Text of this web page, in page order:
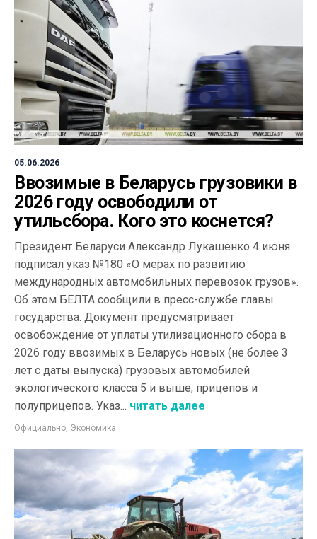
05.06.2026
Ввозимые в Беларусь грузовики в
2026 году освободили от
утильсбора. Кого это коснется?
Президент Беларуси Александр Лукашенко 4 июня
подписал указ №180 «О мерах по развитию
международных автомобильных перевозок грузов».
Об этом БЕЛТА сообщили в пресс-службе главы
государства. Документ предусматривает
освобождение от уплаты утилизационного сбора в
2026 году ввозимых в Беларусь новых (не более 3
лет с даты выпуска) грузовых автомобилей
экологического класса 5 и выше, прицепов и
полуприцепов. Указ... читать далее
Официально, Экономика